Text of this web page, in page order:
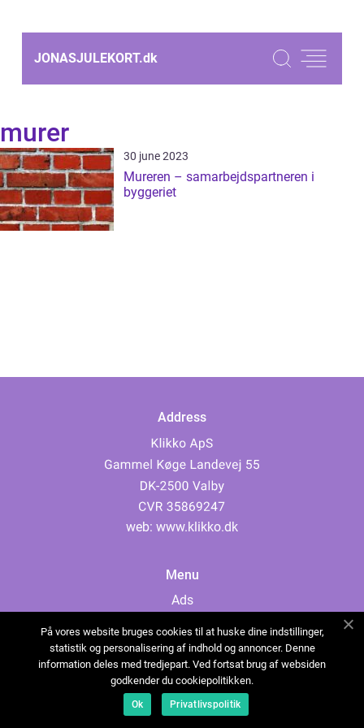
JONASJULEKORT.dk
murer
30 june 2023
Mureren – samarbejdspartneren i
byggeriet
Address
web: www.klikko.dk
Menu
Ads
Cookies
Contact
Sitemap
På vores website bruges cookies til at huske dine indstillinger,
statistik og personalisering af indhold og annoncer. Denne
information deles med tredjepart. Ved fortsat brug af websiden
godkender du cookiepolitikken.
Ok Privatlivspolitik